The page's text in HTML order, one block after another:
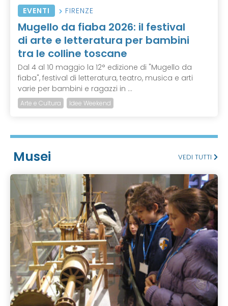
EVENTI FIRENZE
Mugello da fiaba 2026: il festival
di arte e letteratura per bambini
tra le colline toscane
Dal 4 al 10 maggio la 12° edizione di "Mugello da
fiaba", festival di letteratura, teatro, musica e arti
varie per bambini e ragazzi in ...
Arte e Cultura Idee Weekend
Musei VEDI TUTTI